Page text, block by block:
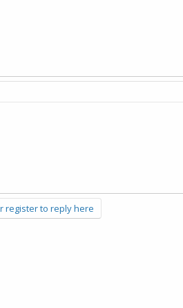
register to reply here.